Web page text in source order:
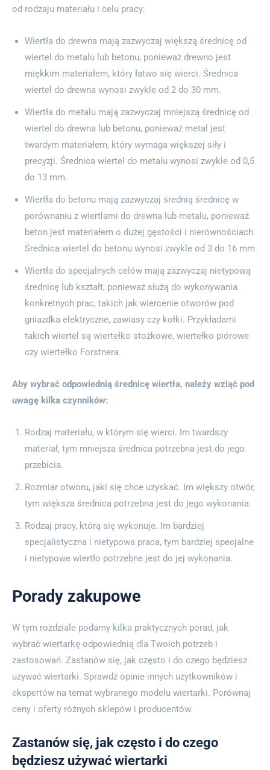
od rodzaju materiału i celu pracy:
Wiertła do drewna mają zazwyczaj większą średnicę od
wiertel do metalu lub betonu, ponieważ drewno jest
miękkim materiałem, który łatwo się wierci. Średnica
wiertel do drewna wynosi zwykle od 2 do 30 mm.
Wiertła do metalu mają zazwyczaj mniejszą średnicę od
wiertel do drewna lub betonu, ponieważ metal jest
twardym materiałem, który wymaga większej siły i
precyzji. Średnica wiertel do metalu wynosi zwykle od 0,5
do 13 mm.
Wiertła do betonu mają zazwyczaj średnią średnicę w
porównaniu z wiertlami do drewna lub metalu, ponieważ
beton jest materiałem o dużej gęstości i nierównościach.
Średnica wiertel do betonu wynosi zwykle od 3 do 16 mm.
Wiertła do specjalnych celów mają zazwyczaj nietypową
średnicę lub kształt, ponieważ służą do wykonywania
konkretnych prac, takich jak wiercenie otworów pod
gniazdka elektryczne, zawiasy czy kołki. Przykładami
takich wiertel są wiertełko stożkowe, wiertełko piórowe
czy wiertełko Forstnera.
Aby wybrać odpowiednią średnicę wiertła, należy wziąć pod
uwagę kilka czynników:
Rodzaj materiału, w którym się wierci. Im twardszy
materiał, tym mniejsza średnica potrzebna jest do jego
przebicia.
Rozmiar otworu, jaki się chce uzyskać. Im większy otwór,
tym większa średnica potrzebna jest do jego wykonania.
Rodzaj pracy, którą się wykonuje. Im bardziej
specjalistyczna i nietypowa praca, tym bardziej specjalne
i nietypowe wiertło potrzebne jest do jej wykonania.
Porady zakupowe
W tym rozdziale podamy kilka praktycznych porad, jak
wybrać wiertarkę odpowiednią dla Twoich potrzeb i
zastosowań. Zastanów się, jak często i do czego będziesz
używać wiertarki. Sprawdź opinie innych użytkowników i
ekspertów na temat wybranego modelu wiertarki. Porównaj
ceny i oferty różnych sklepów i producentów.
Zastanów się, jak często i do czego
będziesz używać wiertarki